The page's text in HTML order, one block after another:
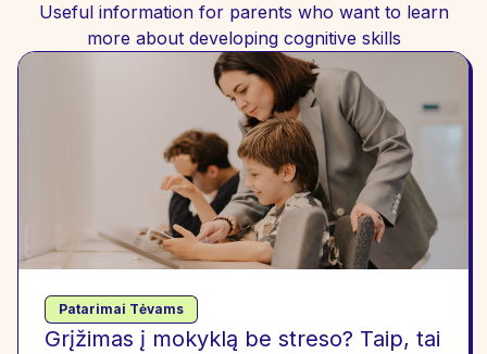
Useful information for parents who want to learn
more about developing cognitive skills
Patarimai Tėvams
Grįžimas į mokyklą be streso? Taip, tai